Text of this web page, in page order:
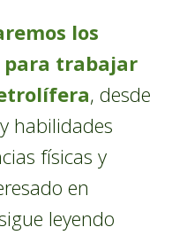
los
para trabajar
, desde
habilidades
físicas y
en
leyendo